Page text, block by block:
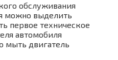
обслуживания
можно выделить
первое техническое
автомобиля
мыть двигатель